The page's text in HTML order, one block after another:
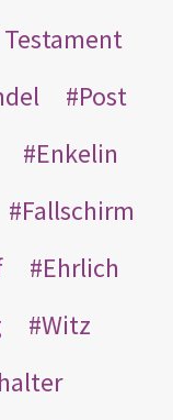
Testament
Post
Enkelin
Fallschirm
Ehrlich
Witz